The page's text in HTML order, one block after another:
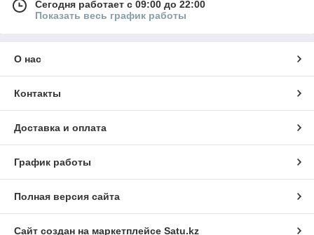
Сегодня работает с 09:00 до 22:00
Показать весь график работы
О нас
Контакты
Доставка и оплата
График работы
Полная версия сайта
Сайт создан на маркетплейсе Satu.kz